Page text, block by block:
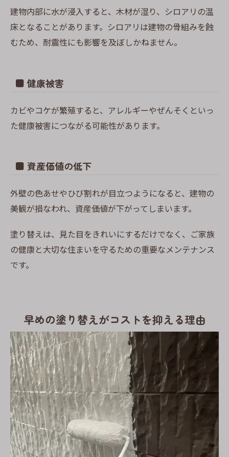
建物内部に水が浸入すると、木材が湿り、シロアリの温
床となることがあります。シロアリは建物の骨組みを蝕
むため、耐震性にも影響を及ぼしかねません。
■ 健康被害
カビやコケが繁殖すると、アレルギーやぜんそくといっ
た健康被害につながる可能性があります。
■ 資産価値の低下
外壁の色あせやひび割れが目立つようになると、建物の
美観が損なわれ、資産価値が下がってしまいます。
塗り替えは、見た目をきれいにするだけでなく、ご家族
の健康と大切な住まいを守るための重要なメンテナンス
です。
早めの塗り替えがコストを抑える理由